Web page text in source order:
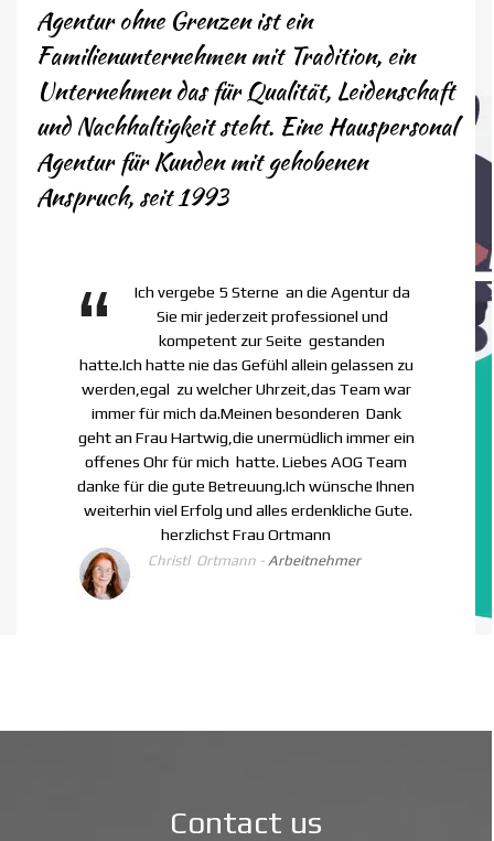
Agentur ohne Grenzen ist ein
Familienunternehmen mit Tradition, ein
Unternehmen das für Qualität, Leidenschaft
und Nachhaltigkeit steht. Eine Hauspersonal
Agentur für Kunden mit gehobenen
Anspruch, seit 1993
In meinem eher ungewöhnlichen Fall
(Quereinsteiger im fortgeschrittenen
Alter) haben die Mitarbeiter der A.O.G.
als Einzige (Agentur) meine Unterlagen nicht
rundweg abgelehnt, sondern diese eingehend
gelesen, das Potential erkannt und mir stets
kompetent und hilfreich zur Seite gestanden.
Obwohl ich hoffe, nicht wieder in die Situation
zu kommen Arbeit suchen zu müssen, würde ich
auch in Zukunft jederzeit auf die Unterstützung
der A.O.G. vertrauen und kann diese ehrlich
weiterempfehlen.
Contact us